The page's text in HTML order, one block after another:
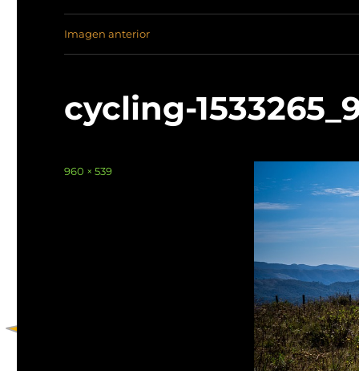
Imagen anterior
cycling-
Tamaño
960 × 539